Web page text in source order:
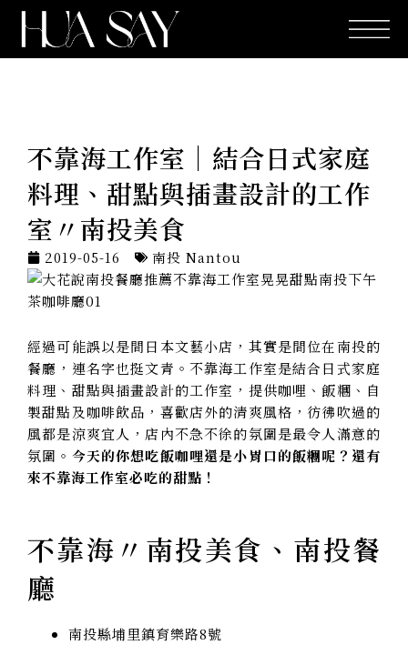
不靠海工作室｜結合日式家庭
料理、甜點與插畫設計的工作
室〃南投美食
2019-05-16 南投 Nantou
經過可能誤以是間日本文藝小店，其實是間位在南投的
餐廳，連名字也挺文青。不靠海工作室是結合日式家庭
料理、甜點與插畫設計的工作室，提供咖哩、飯糰、自
製甜點及咖啡飲品，喜歡店外的清爽風格，彷彿吹過的
風都是涼爽宜人，店內不急不徐的氛圍是最令人滿意的
氛圍。 今天的你想吃飯咖哩還是小胃口的飯糰呢？還有
來不靠海工作室必吃的甜點！
不靠海〃南投美食、南投餐
廳
南投縣埔里鎮育樂路8號